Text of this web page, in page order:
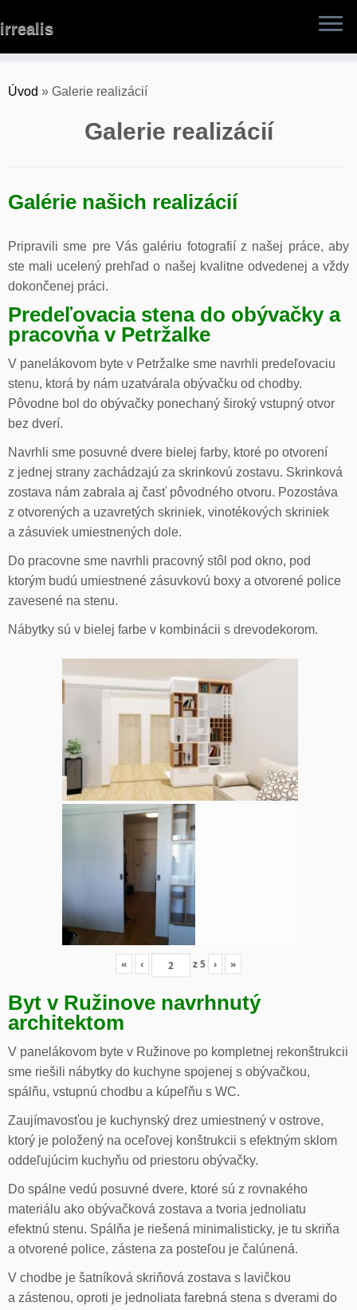
to
irrealis
Úvod » Galerie realizácií
Galerie realizácií
Galérie našich realizácií
Pripravili sme pre Vás galériu fotografií z našej práce, aby
ste mali ucelený prehľad o našej kvalitne odvedenej a vždy
dokončenej práci.
Predeľovacia stena do obývačky a
pracovňa v Petržalke
V panelákovom byte v Petržalke sme navrhli predeľovaciu
stenu, ktorá by nám uzatvárala obývačku od chodby.
Pôvodne bol do obývačky ponechaný široký vstupný otvor
bez dverí.
Navrhli sme posuvné dvere bielej farby, ktoré po otvorení
z jednej strany zachádzajú za skrinkovú zostavu. Skrinková
zostava nám zabrala aj časť pôvodného otvoru. Pozostáva
z otvorených a uzavretých skriniek, vinotékových skriniek
a zásuviek umiestnených dole.
Do pracovne sme navrhli pracovný stôl pod okno, pod
ktorým budú umiestnené zásuvkovú boxy a otvorené police
zavesené na stenu.
Nábytky sú v bielej farbe v kombinácii s drevodekorom.
« ‹ z5 › »
Byt v Ružinove navrhnutý
architektom
V panelákovom byte v Ružinove po kompletnej rekonštrukcii
sme riešili nábytky do kuchyne spojenej s obývačkou,
spálňu, vstupnú chodbu a kúpeľňu s WC.
Zaujímavosťou je kuchynský drez umiestnený v ostrove,
ktorý je položený na oceľovej konštrukcii s efektným sklom
oddeľujúcim kuchyňu od priestoru obývačky.
Do spálne vedú posuvné dvere, ktoré sú z rovnakého
materiálu ako obývačková zostava a tvoria jednoliatu
efektnú stenu. Spálňa je riešená minimalisticky, je tu skriňa
a otvorené police, zástena za posteľou je čalúnená.
V chodbe je šatníková skriňová zostava s lavičkou
a zástenou, oproti je jednoliata farebná stena s dverami do